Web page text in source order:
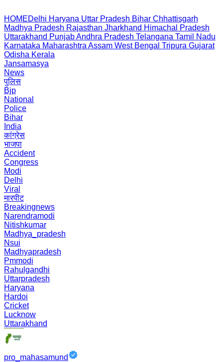
HOMEDelhi Haryana Uttar Pradesh Bihar Chhattisgarh
Madhya Pradesh Rajasthan Jharkhand Himachal Pradesh
Uttarakhand PunjabAndhra Pradesh Telangana Tamil Nadu
Karnataka Maharashtra Assam West Bengal Tripura Gujarat
Odisha Kerala
Jansamasya
News
पुलिस
Bjp
National
Police
Bihar
India
कांग्रेस
भाजपा
Accident
Congress
Modi
Delhi
Viral
मारपीट
Breakingnews
Narendramodi
Nitishkumar
Madhya_pradesh
Nsui
Madhyapradesh
Pmmodi
Rahulgandhi
Uttarpradesh
Haryana
Hardoi
Cricket
Lucknow
Uttarakhand
pro_mahasamund